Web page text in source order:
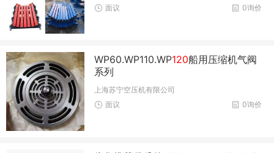
0询价
面议
WP60.WP110.WP120船用压缩机气阀
系列
上海苏宁空压机有限公司
0询价
面议